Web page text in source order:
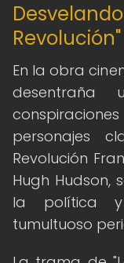
Revolución"
En la obra
desentraña
personajes
Revolución
Hugh Hudson,
la política
tumultuoso